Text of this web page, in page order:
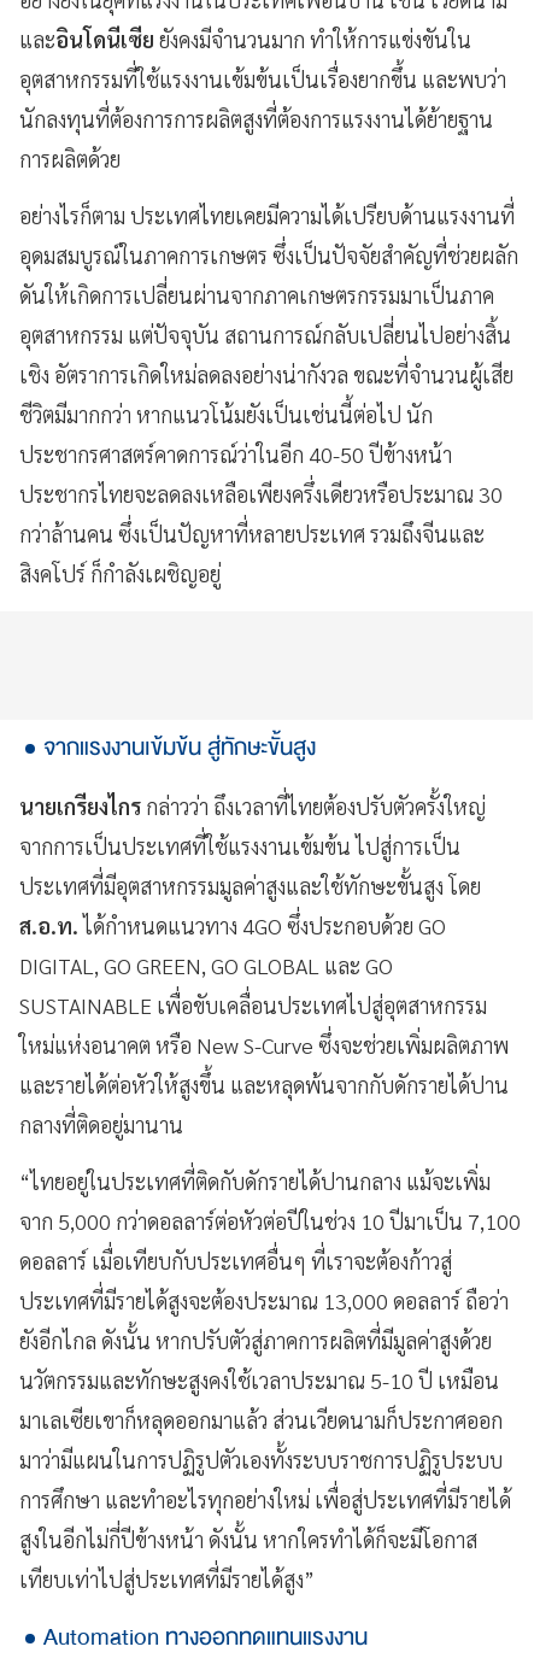
และอินโดนีเซีย ยังคงมีจำนวนมาก ทำให้การแข่งขันใน
อุตสาหกรรมที่ใช้แรงงานเข้มข้นเป็นเรื่องยากขึ้น และพบว่า
นักลงทุนที่ต้องการการผลิตสูงที่ต้องการแรงงานได้ย้ายฐาน
การผลิตด้วย
อย่างไรก็ตาม ประเทศไทยเคยมีความได้เปรียบด้านแรงงานที่
อุดมสมบูรณ์ในภาคการเกษตร ซึ่งเป็นปัจจัยสำคัญที่ช่วยผลัก
ดันให้เกิดการเปลี่ยนผ่านจากภาคเกษตรกรรมมาเป็นภาค
อุตสาหกรรม แต่ปัจจุบัน สถานการณ์กลับเปลี่ยนไปอย่างสิ้น
เชิง อัตราการเกิดใหม่ลดลงอย่างน่ากังวล ขณะที่จำนวนผู้เสีย
ชีวิตมีมากกว่า หากแนวโน้มยังเป็นเช่นนี้ต่อไป นัก
ประชากรศาสตร์คาดการณ์ว่าในอีก 40-50 ปีข้างหน้า
ประชากรไทยจะลดลงเหลือเพียงครึ่งเดียวหรือประมาณ 30
กว่าล้านคน ซึ่งเป็นปัญหาที่หลายประเทศ รวมถึงจีนและ
สิงคโปร์ ก็กำลังเผชิญอยู่
จากแรงงานเข้มข้น สู่ทักษะขั้นสูง
นายเกรียงไกร กล่าวว่า ถึงเวลาที่ไทยต้องปรับตัวครั้งใหญ่
จากการเป็นประเทศที่ใช้แรงงานเข้มข้น ไปสู่การเป็น
ประเทศที่มีอุตสาหกรรมมูลค่าสูงและใช้ทักษะขั้นสูง โดย
ส.อ.ท.ได้กำหนดแนวทาง 4GO ซึ่งประกอบด้วย GO
DIGITAL, GO GREEN, GO GLOBAL และ GO
SUSTAINABLE เพื่อขับเคลื่อนประเทศไปสู่อุตสาหกรรม
ใหม่แห่งอนาคต หรือ New S-Curve ซึ่งจะช่วยเพิ่มผลิตภาพ
และรายได้ต่อหัวให้สูงขึ้น และหลุดพ้นจากกับดักรายได้ปาน
กลางที่ติดอยู่มานาน
“ไทยอยู่ในประเทศที่ติดกับดักรายได้ปานกลาง แม้จะเพิ่ม
จาก 5,000 กว่าดอลลาร์ต่อหัวต่อปีในช่วง 10 ปีมาเป็น 7,100
ดอลลาร์ เมื่อเทียบกับประเทศอื่นๆ ที่เราจะต้องก้าวสู่
ประเทศที่มีรายได้สูงจะต้องประมาณ 13,000 ดอลลาร์ ถือว่า
ยังอีกไกล ดังนั้น หากปรับตัวสู่ภาคการผลิตที่มีมูลค่าสูงด้วย
นวัตกรรมและทักษะสูงคงใช้เวลาประมาณ 5-10 ปี เหมือน
มาเลเซียเขาก็หลุดออกมาแล้ว ส่วนเวียดนามก็ประกาศออก
มาว่ามีแผนในการปฏิรูปตัวเองทั้งระบบราชการปฏิรูประบบ
การศึกษา และทำอะไรทุกอย่างใหม่ เพื่อสู่ประเทศที่มีรายได้
สูงในอีกไม่กี่ปีข้างหน้า ดังนั้น หากใครทำได้ก็จะมีโอกาส
เทียบเท่าไปสู่ประเทศที่มีรายได้สูง”
Automation ทางออกทดแทนแรงงาน